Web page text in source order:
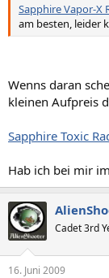
Sapphire Vapor-X
am besten, leider
Wenns daran
kleinen Aufpreis
Sapphire Toxic
Hab ich bei mir
Cadet 3rd
16. Juni 2009